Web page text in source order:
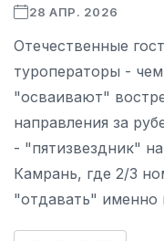
28 АПР. 2026
Отечественные
туроператоры -
"осваивают"
направления за
- "пятизвездник"
Камрань, где 2/3
"отдавать" именно